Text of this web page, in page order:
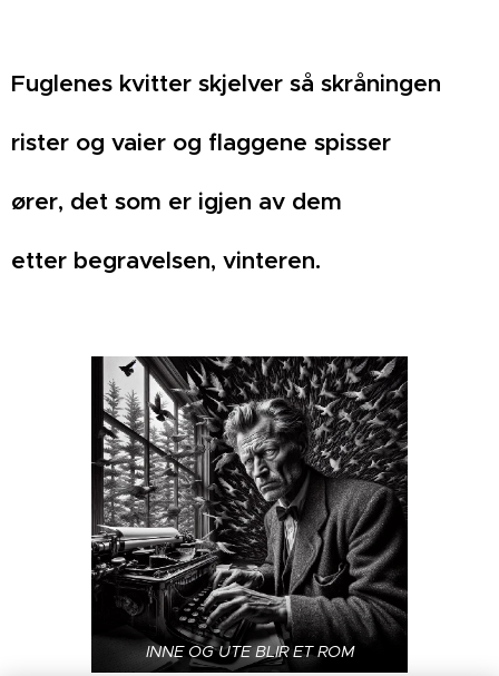
Fuglenes kvitter skjelver så skråningen
rister og vaier og flaggene spisser
ører, det som er igjen av dem
etter begravelsen, vinteren.
INNE OG UTE BLIR ET ROM